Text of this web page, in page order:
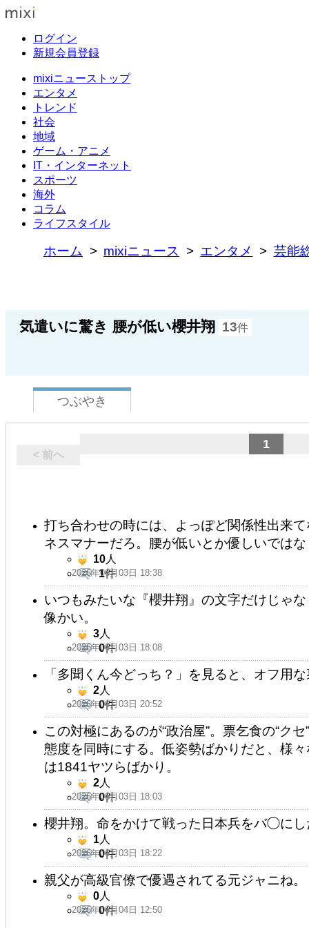
ログイン
新規会員登録
mixiニューストップ
エンタメ
トレンド
社会
地域
ゲーム・アニメ
IT・インターネット
スポーツ
海外
コラム
ライフスタイル
ホーム mixiニュース エンタメ 芸能
気遣いに驚き 腰が低い櫻井翔 13件
つぶやき
< 前へ
1
打ち合わせの時には、よっぽど関係性出来
ネスマナーだろ。腰が低いとか優しいではな
2026年06月03日 18:38
10人
1件
いつもみたいな『櫻井翔』の文字だけじゃ
像かい。
2026年06月03日 18:08
3人
0件
「多聞くん今どっち？」を見ると、オフ用
2026年06月03日 20:52
2人
0件
この対極にあるのが“政治屋”。票乞食の“ク
態度を同時にする。低姿勢ばかりだと、様
は1841ヤツらばかり。
2026年06月03日 18:03
2人
0件
櫻井翔。命をかけて戦った日本兵をバ◯にし
2026年06月03日 18:22
1人
0件
親父が高級官僚で優遇されてる元ジャニね。
2026年06月04日 12:50
0人
0件